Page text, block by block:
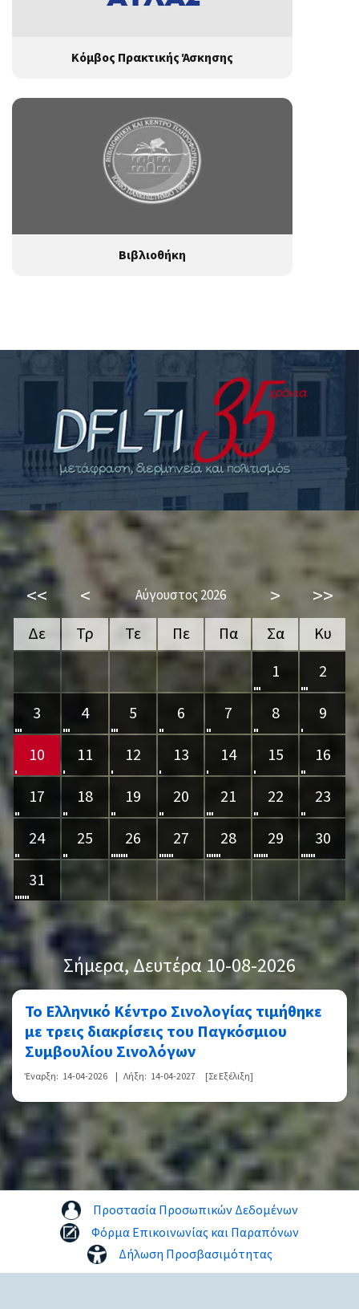
Κόμβος Πρακτικής Άσκησης
Βιβλιοθήκη
<< < Αύγουστος 2026 > >>
Δε Τρ Τε Πε Πα Σα
Κυ
1
2
3
4 5 6 7 8
9
10
11 12 13 14 15
16
17
18 19 20 21 22
23
24
25 26 27 28 29
30
31
Σήμερα, Δευτέρα 10-08-2026
Το Ελληνικό Κέντρο Σινολογίας τιμήθηκε
με τρεις διακρίσεις του Παγκόσμιου
Συμβουλίου Σινολόγων
Έναρξη: 14-04-2026 | Λήξη: 14-04-2027 [Σε Εξέλιξη]
Προστασία Προσωπικών Δεδομένων
Φόρμα Επικοινωνίας και Παραπόνων
Δήλωση Προσβασιμότητας